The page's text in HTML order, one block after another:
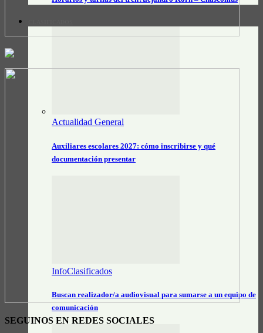
Actualidad General
Auxiliares escolares 2027: cómo inscribirse y qué
documentación presentar
InfoClasificados
Buscan realizador/a audiovisual para sumarse a un equipo de
comunicación
SEGUINOS EN REDES SOCIALES